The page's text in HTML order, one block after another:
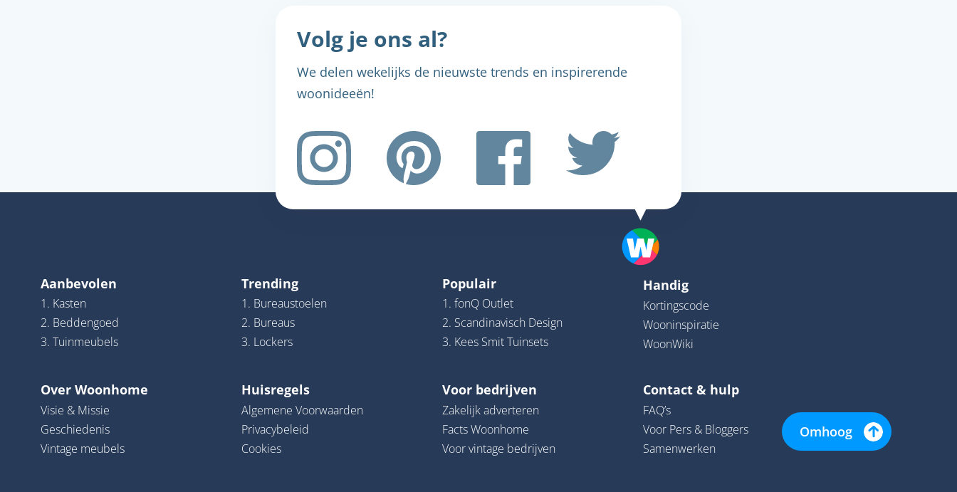
Volg je ons al?
We delen wekelijks de nieuwste trends en inspirerende
woonideeën!
Aanbevolen
1. Kasten
2. Beddengoed
3. Tuinmeubels
Trending
1. Bureaustoelen
2. Bureaus
3. Lockers
Populair
1. fonQ Outlet
2. Scandinavisch Design
3. Kees Smit Tuinsets
Handig
Kortingscode
Wooninspiratie
WoonWiki
Over Woonhome
Visie & Missie
Geschiedenis
Vintage meubels
Huisregels
Algemene Voorwaarden
Privacybeleid
Cookies
Voor bedrijven
Zakelijk adverteren
Facts Woonhome
Voor vintage bedrijven
Contact & hulp
FAQ’s
Voor Pers & Bloggers
Samenwerken
Omhoog